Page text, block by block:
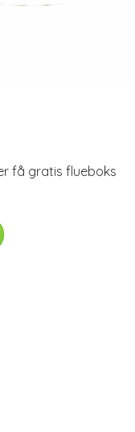
få gratis flueboks